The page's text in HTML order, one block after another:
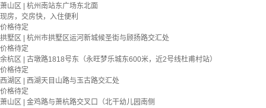
萧山区 | 杭州南站东广场东北面
现房，交房快，入住便利
价格待定
拱墅区 | 杭州市拱墅区运河新城候圣街与顾扬路交汇处
价格待定
余杭区 | 古墩路1818号东（永旺梦乐城东600米，近2号线杜甫村站）
价格待定
西湖区 | 西湖天目山路与玉古路交汇处
价格待定
萧山区 | 金鸡路与萧杭路交叉口（北干幼儿园南侧